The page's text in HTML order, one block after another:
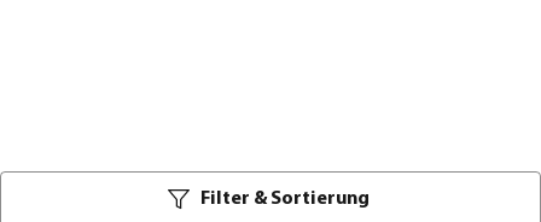
Filter & Sortierung